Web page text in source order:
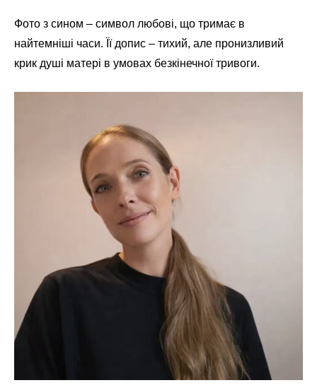
Фото з сином – символ любові, що тримає в
найтемніші часи. Її допис – тихий, але пронизливий
крик душі матері в умовах безкінечної тривоги.